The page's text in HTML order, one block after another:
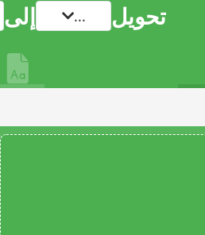
تحويل ... إلى